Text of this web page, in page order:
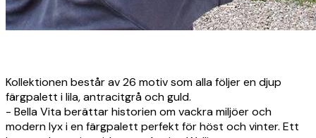
Kollektionen består av 26 motiv som alla följer en djup
färgpalett i lila, antracitgrå och guld.
- Bella Vita berättar historien om vackra miljöer och
modern lyx i en färgpalett perfekt för höst och vinter. Ett